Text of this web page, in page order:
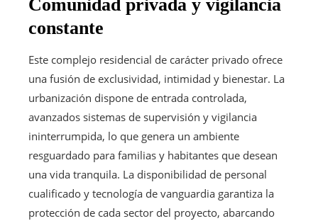
Comunidad privada y vigilancia
constante
Este complejo residencial de carácter privado ofrece
una fusión de exclusividad, intimidad y bienestar. La
urbanización dispone de entrada controlada,
avanzados sistemas de supervisión y vigilancia
ininterrumpida, lo que genera un ambiente
resguardado para familias y habitantes que desean
una vida tranquila. La disponibilidad de personal
cualificado y tecnología de vanguardia garantiza la
protección de cada sector del proyecto, abarcando